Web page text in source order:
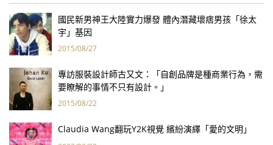
國民新男神王大陸實力爆發 體內潛藏壞痞男孩「徐太
宇」基因
2015/08/27
專訪服裝設計師古又文：「自創品牌是種商業行為，需
要瞭解的事情不只有設計。」
2015/08/22
Claudia Wang翻玩Y2K視覺 繽紛演繹「愛的文明」